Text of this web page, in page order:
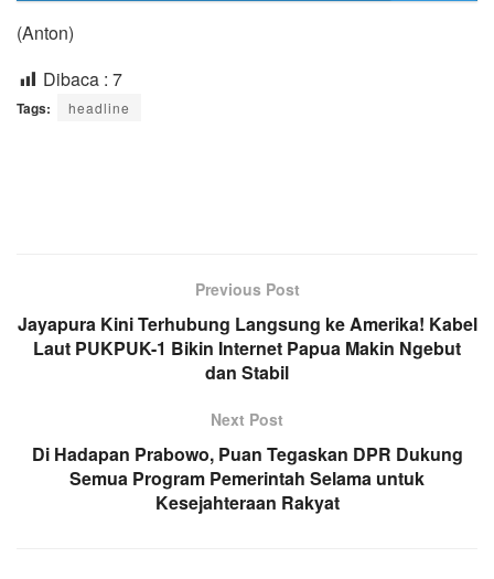
(Anton)
Dibaca : 7
Tags: headline
Previous Post
Jayapura Kini Terhubung Langsung ke Amerika! Kabel
Laut PUKPUK-1 Bikin Internet Papua Makin Ngebut
dan Stabil
Next Post
Di Hadapan Prabowo, Puan Tegaskan DPR Dukung
Semua Program Pemerintah Selama untuk
Kesejahteraan Rakyat